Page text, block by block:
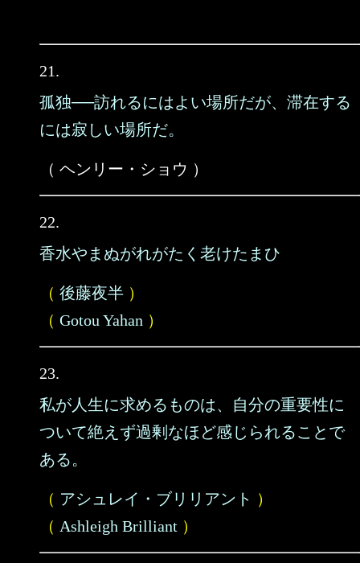
21.
孤独──訪れるにはよい場所だが、滞在する
には寂しい場所だ。
（ ヘンリー・ショウ ）
22.
香水やまぬがれがたく老けたまひ
（ 後藤夜半 ）
（ Gotou Yahan ）
23.
私が人生に求めるものは、自分の重要性に
ついて絶えず過剰なほど感じられることで
ある。
（ アシュレイ・ブリリアント ）
（ Ashleigh Brilliant ）